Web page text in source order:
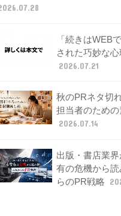
「続きはWEB
された巧妙な
2026.07.21
秋のPRネタ切
担当者のため
2026.07.14
出版・書店業
有の危機から
らのPR戦略